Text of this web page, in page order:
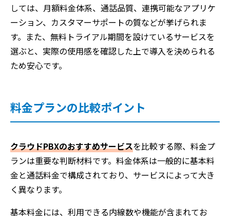
しては、月額料金体系、通話品質、連携可能なアプリケ
ーション、カスタマーサポートの質などが挙げられま
す。また、無料トライアル期間を設けているサービスを
選ぶと、実際の使用感を確認した上で導入を決められる
ため安心です。
料金プランの比較ポイント
クラウドPBXのおすすめサービスを比較する際、料金プ
ランは重要な判断材料です。料金体系は一般的に基本料
金と通話料金で構成されており、サービスによって大き
く異なります。
基本料金には、利用できる内線数や機能が含まれてお